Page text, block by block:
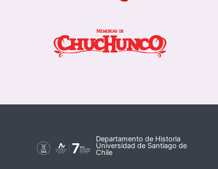
Departamento de Historia
Universidad de Santiago de
Chile